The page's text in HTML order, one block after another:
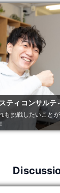
ティコンサルテ
も挑戦したいこと